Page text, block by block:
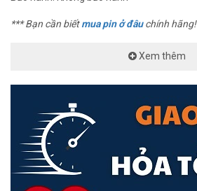
*** Bạn cần biếtmua pin ở đâuchính hãng!
Xem thêm